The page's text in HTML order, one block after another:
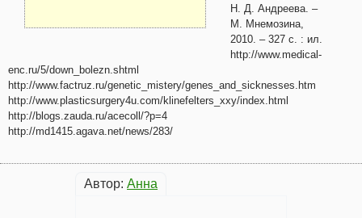
Н. Д. Андреева. –
М. Мнемозина,
2010. – 327 с. : ил.
http://www.medical-
enc.ru/5/down_bolezn.shtml
http://www.factruz.ru/genetic_mistery/genes_and_sicknesses.htm
http://www.plasticsurgery4u.com/klinefelters_xxy/index.html
http://blogs.zauda.ru/acecoll/?p=4
http://md1415.agava.net/news/283/
Автор: Анна